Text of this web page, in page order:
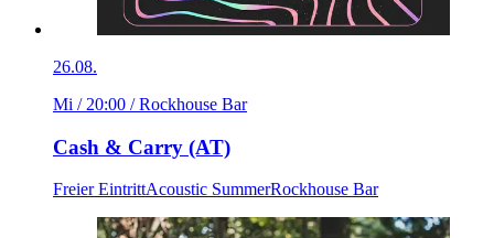
26.08.
Mi / 20:00 / Rockhouse Bar
Cash & Carry (AT)
Freier EintrittAcoustic SummerRockhouse Bar